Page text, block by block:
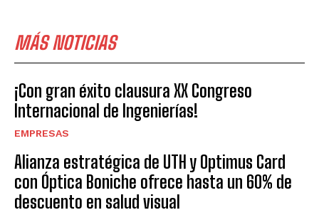
MÁS NOTICIAS
¡Con gran éxito clausura XX Congreso
Internacional de Ingenierías!
EMPRESAS
Alianza estratégica de UTH y Optimus Card
con Óptica Boniche ofrece hasta un 60% de
descuento en salud visual